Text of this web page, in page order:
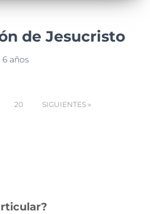
de Jesucristo
6 años
20 SIGUIENTES